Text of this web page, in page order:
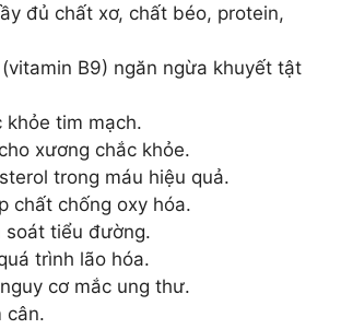
đủ chất xơ, chất béo, protein,
B9) ngăn ngừa khuyết tật
khỏe tim mạch.
xương chắc khỏe.
trong máu hiệu quả.
chất chống oxy hóa.
soát tiểu đường.
trình lão hóa.
cơ mắc ung thư.
cân.